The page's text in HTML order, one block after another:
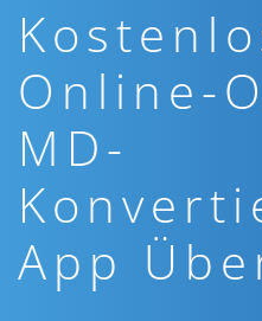
Online-
MD-
App